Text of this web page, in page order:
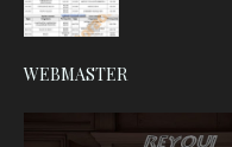
WEBMASTER